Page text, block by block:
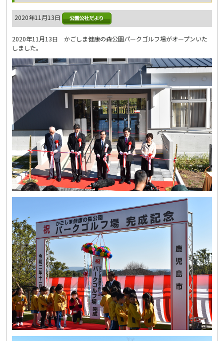
2020年11月13日
2020年11月13日 かごしま健康の森公園パークゴルフ場がオープンいた
しました。